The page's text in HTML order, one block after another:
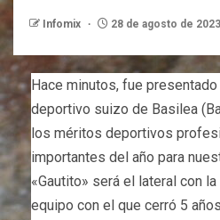
Infomix 28 de agosto de 2023
Hace minutos, fue
deportivo suizo de Basilea
los méritos deportivos
importantes del año para
«Gautito» será el lateral con
equipo con el que cerró 5